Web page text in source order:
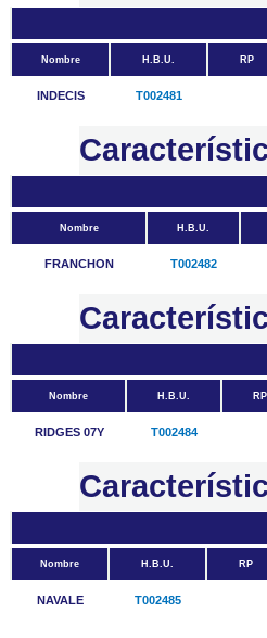
Nombre H.B.U. RP
INDECIS T002481
Nombre H.B.U.
FRANCHON T002482
Nombre H.B.U. RP
RIDGES 07Y T002484
Nombre H.B.U. RP
NAVALE T002485